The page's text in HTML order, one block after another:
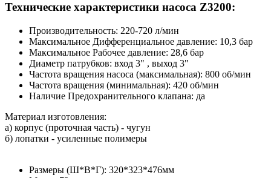
Технические характеристики насоса Z3200:
Производительность: 220-720 л/мин
Максимальное Дифференциальное давление: 10,3 бар
Максимальное Рабочее давление: 28,6 бар
Диаметр патрубков: вход 3" , выход 3"
Частота вращения насоса (максимальная): 800 об/мин
Частота вращения (минимальная): 420 об/мин
Наличие Предохранительного клапана: да
Материал изготовления:
а) корпус (проточная часть) - чугун
б) лопатки - усиленные полимеры
Размеры (Ш*В*Г): 320*323*476мм